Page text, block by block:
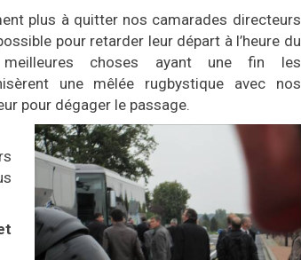
plus à quitter nos camarades directeurs
pour retarder leur départ à l’heure du
choses ayant une fin les
une mêlée rugbystique avec nos
pour dégager le passage.